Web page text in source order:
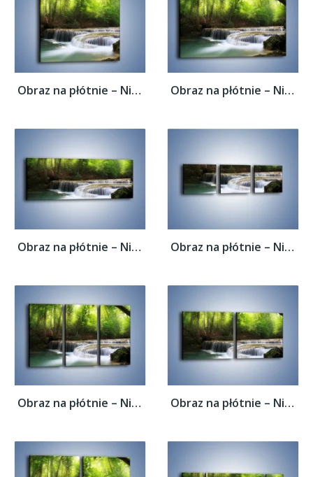
Obraz na płótnie – Niski niegroźny... Obraz na płótnie – Niski niegroźny...
Obraz na płótnie – Niski niegroźny... Obraz na płótnie – Niski niegroźny...
Obraz na płótnie – Niski niegroźny... Obraz na płótnie – Niski niegroźny...